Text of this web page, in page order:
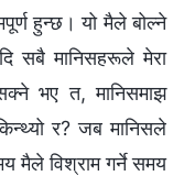
हुन्छ। यो मैले बोल्ने
सबै मानिसहरूले मेरा
भए त, मानिसमाझ
र? जब मानिसले
मैले विश्राम गर्ने समय